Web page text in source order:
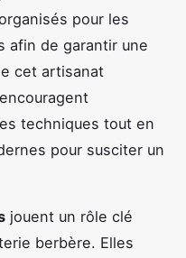
pour les
afin de garantir une
cet artisanat
techniques tout en
pour susciter un
jouent un rôle clé
berbère. Elles